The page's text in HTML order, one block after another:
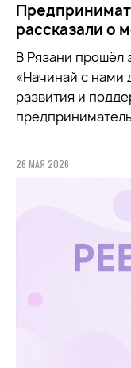
рассказали о
В Рязани
«Начинай с нами
развития и
26 МАЯ 2026